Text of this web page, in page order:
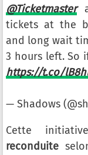
@Ticketmaster
tickets at the
and long wait
3 hours left. So
https://t.co/
— Shadows
Cette
reconduite